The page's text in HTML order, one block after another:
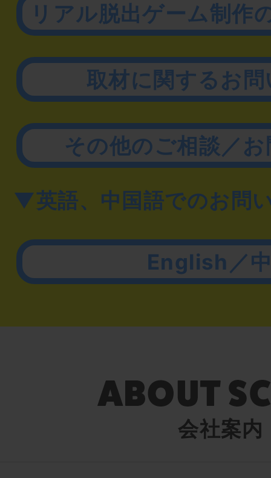
リアル脱出ゲーム制作
取材に関するお
その他のご相談／
▼英語、中国語でのお問
English／
会社案内